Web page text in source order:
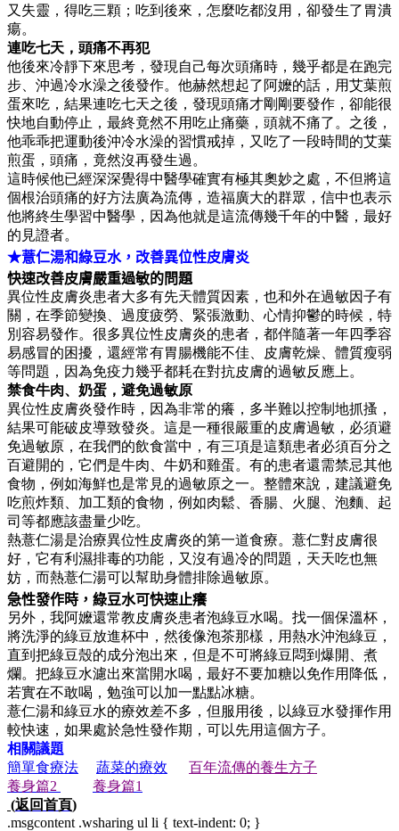
又失靈，得吃三顆；吃到後來，怎麼吃都沒用，卻發生了胃潰
瘍。
連吃七天，頭痛不再犯
他後來冷靜下來思考，發現自己每次頭痛時，幾乎都是在跑完
步、沖過冷水澡之後發作。他赫然想起了阿嬤的話，用艾葉煎
蛋來吃，結果連吃七天之後，發現頭痛才剛剛要發作，卻能很
快地自動停止，最終竟然不用吃止痛藥，頭就不痛了。之後，
他乖乖把運動後沖冷水澡的習慣戒掉，又吃了一段時間的艾葉
煎蛋，頭痛，竟然沒再發生過。
這時候他已經深深覺得中醫學確實有極其奧妙之處，不但將這
個根治頭痛的好方法廣為流傳，造福廣大的群眾，信中也表示
他將終生學習中醫學，因為他就是這流傳幾千年的中醫，最好
的見證者。
★薏仁湯和綠豆水，改善異位性皮膚炎
快速改善皮膚嚴重過敏的問題
異位性皮膚炎患者大多有先天體質因素，也和外在過敏因子有
關，在季節變換、過度疲勞、緊張激動、心情抑鬱的時候，特
別容易發作。很多異位性皮膚炎的患者，都伴隨著一年四季容
易感冒的困擾，還經常有胃腸機能不佳、皮膚乾燥、體質瘦弱
等問題，因為免疫力幾乎都耗在對抗皮膚的過敏反應上。
禁食牛肉、奶蛋，避免過敏原
異位性皮膚炎發作時，因為非常的癢，多半難以控制地抓搔，
結果可能破皮導致發炎。這是一種很嚴重的皮膚過敏，必須避
免過敏原，在我們的飲食當中，有三項是這類患者必須百分之
百避開的，它們是牛肉、牛奶和雞蛋。有的患者還需禁忌其他
食物，例如海鮮也是常見的過敏原之一。整體來說，建議避免
吃煎炸類、加工類的食物，例如肉鬆、香腸、火腿、泡麵、起
司等都應該盡量少吃。
熱薏仁湯是治療異位性皮膚炎的第一道食療。薏仁對皮膚很
好，它有利濕排毒的功能，又沒有過冷的問題，天天吃也無
妨，而熱薏仁湯可以幫助身體排除過敏原。
急性發作時，綠豆水可快速止癢
另外，我阿嬤還常教皮膚炎患者泡綠豆水喝。找一個保溫杯，
將洗淨的綠豆放進杯中，然後像泡茶那樣，用熱水沖泡綠豆，
直到把綠豆殼的成分泡出來，但是不可將綠豆悶到爆開、煮
爛。把綠豆水濾出來當開水喝，最好不要加糖以免作用降低，
若實在不敢喝，勉強可以加一點點冰糖。
薏仁湯和綠豆水的療效差不多，但服用後，以綠豆水發揮作用
較快速，如果處於急性發作期，可以先用這個方子。
相關議題
簡單食療法
蔬菜的療效
百年流傳的養生方子
養身篇2 養身篇1
(返回首頁)
.msgcontent .wsharing ul li { text-indent: 0; }